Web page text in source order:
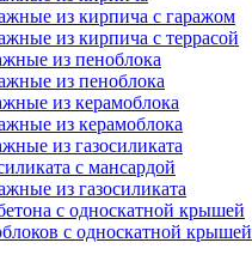
из кирпича с гаражом
из кирпича с террасой
из пеноблока
из пеноблока
из керамоблока
из керамоблока
из газосиликата
с мансардой
из газосиликата
с односкатной крышей
с односкатной крышей